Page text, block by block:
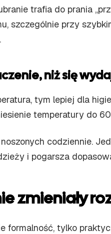
trafia do prania
szczególnie przy
niż się
tym lepiej dla
temperatury do
codziennie.
i pogarsza
zmieniały
tylko